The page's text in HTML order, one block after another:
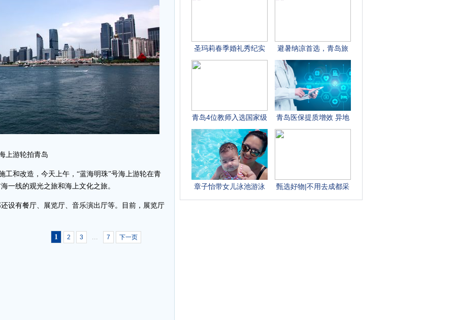
上游轮拍青岛
和改造，今天上午，“蓝海明珠”号海上游轮在青
一线的观光之旅和海上文化之旅。
设有餐厅、展览厅、音乐演出厅等。目前，展览厅
1 2 3 ... 7 下一页